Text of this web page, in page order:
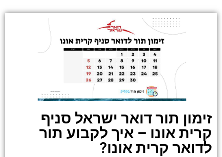
זימון תור דואר ישראל סניף
קרית אונו – איך לקבוע תור
לדואר קרית אונו?